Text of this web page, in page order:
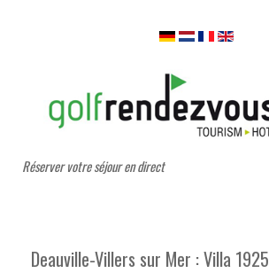
Réserver votre séjour en direct
Deauville-Villers sur Mer : Villa 1925